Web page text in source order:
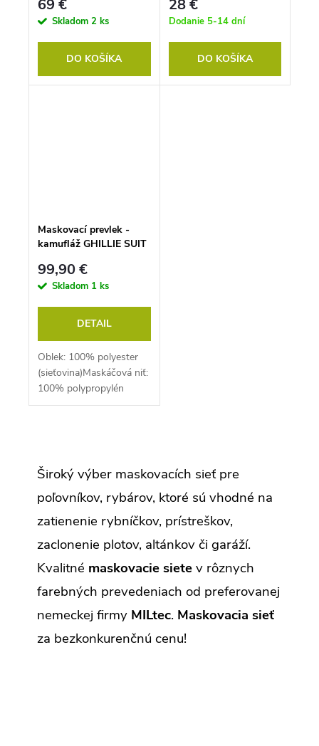
69 €
Skladom 2 ks
DO KOŠÍKA
28 €
Dodanie 5-14 dní
DO KOŠÍKA
Maskovací prevlek -
kamufláž GHILLIE SUIT
99,90 €
Skladom 1 ks
DETAIL
Oblek: 100% polyester
(sieťovina)Maskáčová niť:
100% polypropylén
á
a
i
p
r
v
k
y
ý
i
Široký výber maskovacích sieť pre
poľovníkov, rybárov, ktoré sú vhodné na
zatienenie rybníčkov, prístreškov,
zaclonenie plotov, altánkov či garáží.
Kvalitné maskovacie sietev rôznych
farebných prevedeniach od preferovanej
nemeckej firmy MILtec. Maskovacia sieť
za bezkonkurenčnú cenu!